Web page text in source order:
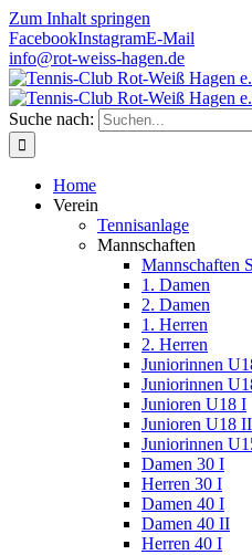
Zum Inhalt springen
FacebookInstagramE-Mail
info@rot-weiss-hagen.de
Suche nach:
Home
Verein
Tennisanlage
Mannschaften
Mannschaften
1. Damen
2. Damen
1. Herren
2. Herren
Juniorinnen
Juniorinnen
Junioren U18 I
Junioren U18 II
Juniorinnen
Damen 30 I
Herren 30 I
Damen 40 I
Damen 40 II
Herren 40 I